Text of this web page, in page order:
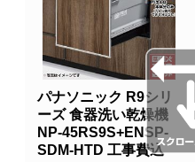
パナソニック R9シリ
ーズ 食器洗い乾燥機
NP-45RS9S+ENSP-
SDM-HTD 工事費込